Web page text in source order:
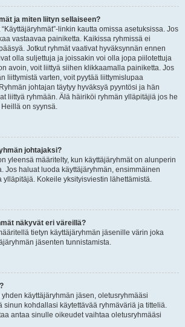
ja miten liityn sellaiseen?
linkin kautta omissa asetuksissa. Jos
vastaavaa painiketta. Kaikissa ryhmissä ei
Jotkut ryhmät vaativat hyväksynnän ennen
olla suljettuja ja joissakin voi olla jopa piilotettuja
avoin, voit liittyä siihen klikkaamalla painiketta. Jos
liittymistä varten, voit pyytää liittymislupaa
johtajan täytyy hyväksyä pyyntösi ja hän
liittyä ryhmään. Älä häiriköi ryhmän ylläpitäjiä jos he
on syynsä.
johtajaksi?
yleensä määritelty, kun käyttäjäryhmät on alunperin
Jos haluat luoda käyttäjäryhmän, ensimmäinen
Kokeile yksityisviestin lähettämistä.
näkyvät eri väreillä?
tietyn käyttäjäryhmän jäsenille värin joka
jäsenten tunnistamista.
käyttäjäryhmän jäsen, oletusryhmääsi
sinun kohdallasi käytettävää ryhmäväriä ja titteliä.
antaa sinulle oikeudet vaihtaa oletusryhmääsi